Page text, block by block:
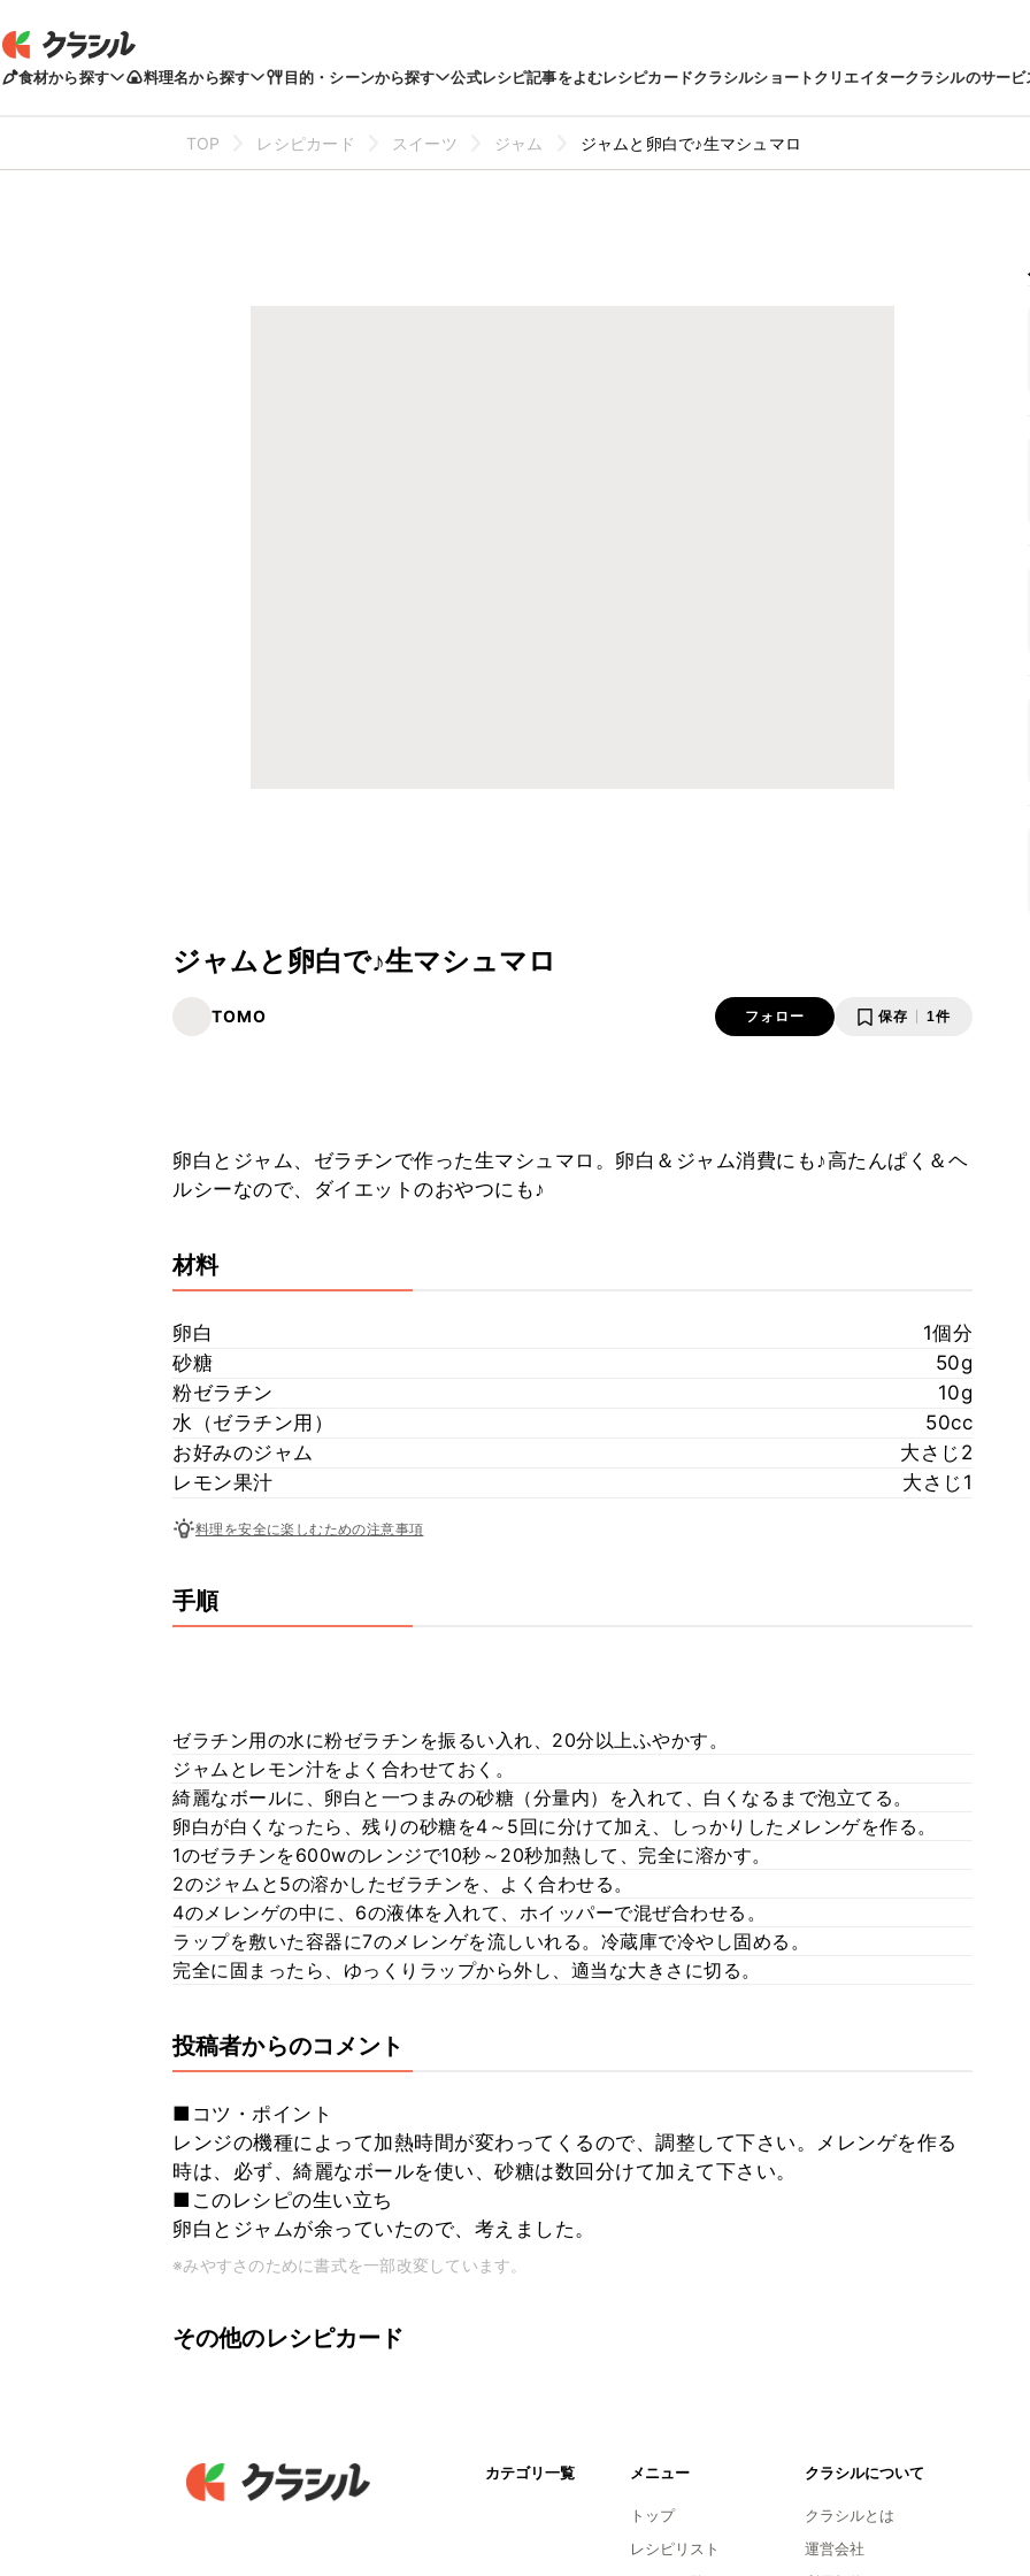
食材から探す 料理名から探す 目的・シーンから探す 公式レシピ記事をよむレシピカードクラシルショートクリエイタークラシルのサービ
TOP レシピカード スイーツ ジャム ジャムと卵白で♪生マシュマロ
ジャムと卵白で♪生マシュマロ
TOMO フォロー 保存 1件
卵白とジャム、ゼラチンで作った生マシュマロ。卵白＆ジャム消費にも♪高たんぱく＆ヘ
ルシーなので、ダイエットのおやつにも♪
材料
卵白
1個分
砂糖
50g
粉ゼラチン
10g
水（ゼラチン用）
50cc
お好みのジャム
大さじ2
レモン果汁
大さじ1
料理を安全に楽しむための注意事項
手順
ゼラチン用の水に粉ゼラチンを振るい入れ、20分以上ふやかす。
ジャムとレモン汁をよく合わせておく。
綺麗なボールに、卵白と一つまみの砂糖（分量内）を入れて、白くなるまで泡立てる。
卵白が白くなったら、残りの砂糖を4～5回に分けて加え、しっかりしたメレンゲを作る。
1のゼラチンを600wのレンジで10秒～20秒加熱して、完全に溶かす。
2のジャムと5の溶かしたゼラチンを、よく合わせる。
4のメレンゲの中に、6の液体を入れて、ホイッパーで混ぜ合わせる。
ラップを敷いた容器に7のメレンゲを流しいれる。冷蔵庫で冷やし固める。
完全に固まったら、ゆっくりラップから外し、適当な大きさに切る。
投稿者からのコメント
■コツ・ポイント
レンジの機種によって加熱時間が変わってくるので、調整して下さい。メレンゲを作る
時は、必ず、綺麗なボールを使い、砂糖は数回分けて加えて下さい。
■このレシピの生い立ち
卵白とジャムが余っていたので、考えました。
※みやすさのために書式を一部改変しています。
その他のレシピカード
カテゴリ一覧 メニュー
トップ
レシピリスト
クラシルについて
クラシルとは
運営会社